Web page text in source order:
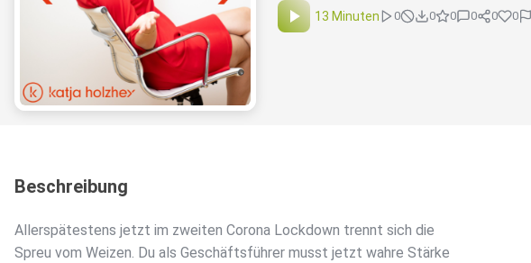
13 Minuten 0 0 0 0 0 0
Beschreibung
Allerspätestens jetzt im zweiten Corona Lockdown trennt sich die
Spreu vom Weizen. Du als Geschäftsführer musst jetzt wahre Stärke